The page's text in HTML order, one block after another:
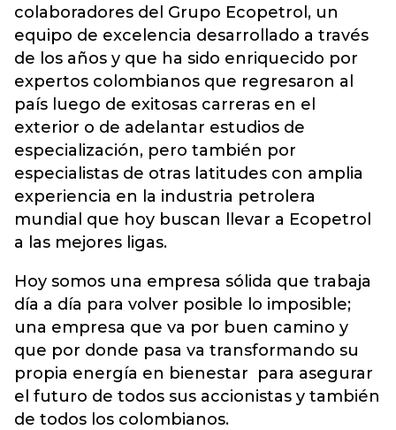
colaboradores del Grupo Ecopetrol, un
equipo de excelencia desarrollado a través
de los años y que ha sido enriquecido por
expertos colombianos que regresaron al
país luego de exitosas carreras en el
exterior o de adelantar estudios de
especialización, pero también por
especialistas de otras latitudes con amplia
experiencia en la industria petrolera
mundial que hoy buscan llevar a Ecopetrol
a las mejores ligas.
Hoy somos una empresa sólida que trabaja
día a día para volver posible lo imposible;
una empresa que va por buen camino y
que por donde pasa va transformando su
propia energía en bienestar para asegurar
el futuro de todos sus accionistas y también
de todos los colombianos.